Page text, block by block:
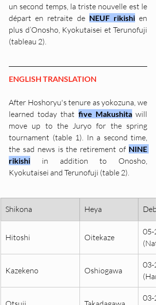
un second temps, la triste nouvelle est le
départ en retraite de NEUF rikishi en
plus d’Onosho, Kyokutaisei et Terunofuji
(tableau 2).
ENGLISH TRANSLATION
After Hoshoryu's tenure as yokozuna, we
learned today that five Makushita will
move up to the Juryo for the spring
tournament (table 1). In a second time,
the sad news is the retirement of NINE
rikishi in addition to Onosho,
Kyokutaisei and Terunofuji (table 2).
Shikona Heya
Hitoshi Oitekaze
05-
Kazekeno Oshiogawa
03-
03-